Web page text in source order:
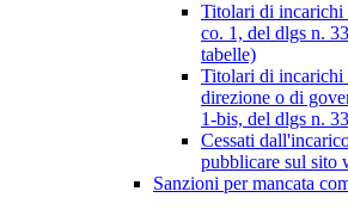
Titolari di
co. 1, del dlgs n.
tabelle)
Titolari di incarichi
direzione o di
1-bis, del dlgs n.
Cessati
pubblicare sul sito
Sanzioni per mancata